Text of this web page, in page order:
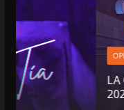
OPINIÓN
LA CLOACA DE
2026